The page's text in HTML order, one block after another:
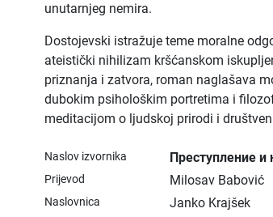
unutarnjeg nemira.
Dostojevski istražuje teme moralne
ateistički nihilizam kršćanskom
priznanja i zatvora, roman naglašava
dubokim psihološkim portretima i
meditacijom o ljudskoj prirodi i
Naslov izvornika Преступление и
Prijevod Milosav Babović
Naslovnica Janko Krajšek